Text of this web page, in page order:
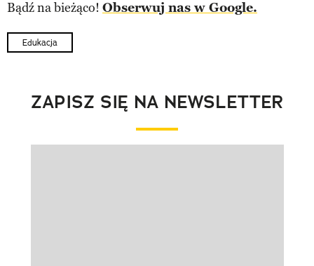
Bądź na bieżąco! Obserwuj nas w Google.
Edukacja
ZAPISZ SIĘ NA NEWSLETTER